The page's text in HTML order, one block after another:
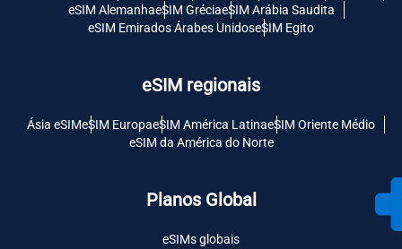
eSIM AlemanhaeSIM GréciaeSIM Arábia Saudita
eSIM Emirados Árabes UnidoseSIM Egito
eSIM regionais
Ásia eSIMeSIM EuropaeSIM América LatinaeSIM Oriente Médio
eSIM da América do Norte
Planos Global
eSIMs globais